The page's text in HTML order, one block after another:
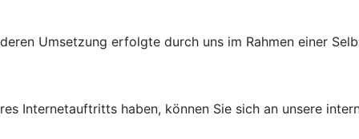
Umsetzung erfolgte durch uns im Rahmen einer
Internetauftritts haben, können Sie sich an unsere